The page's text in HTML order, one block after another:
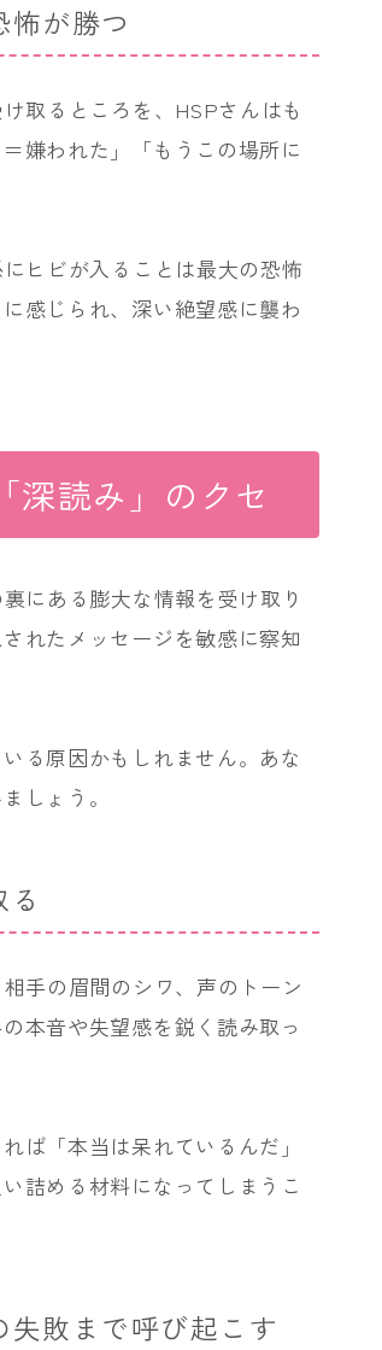
が勝つ
取るところを、HSPさんはも
嫌われた」「もうこの場所に
ヒビが入ることは最大の恐怖
感じられ、深い絶望感に襲わ
深読み」のクセ
にある膨大な情報を受け取り
れたメッセージを敏感に察知
る原因かもしれません。あな
しょう。
手の眉間のシワ、声のトーン
本音や失望感を鋭く読み取っ
ば「本当は呆れているんだ」
詰める材料になってしまうこ
敗まで呼び起こす